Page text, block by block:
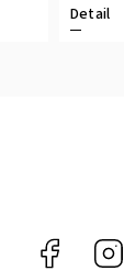
Detail
Facebook